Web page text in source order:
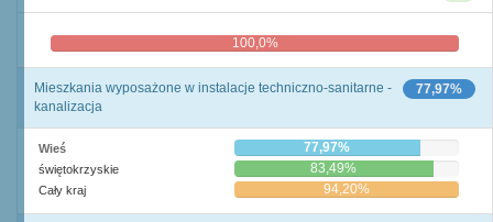
100,0%
77,97%
Mieszkania wyposażone w instalacje techniczno-sanitarne -
kanalizacja
Wieś 77,97%
świętokrzyskie 83,49%
Cały kraj 94,20%